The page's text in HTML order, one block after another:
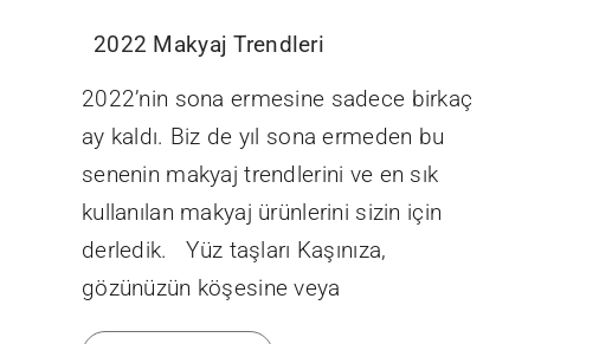
2022 Makyaj Trendleri
2022’nin sona ermesine sadece birkaç
ay kaldı. Biz de yıl sona ermeden bu
senenin makyaj trendlerini ve en sık
kullanılan makyaj ürünlerini sizin için
derledik. Yüz taşları Kaşınıza,
gözünüzün köşesine veya